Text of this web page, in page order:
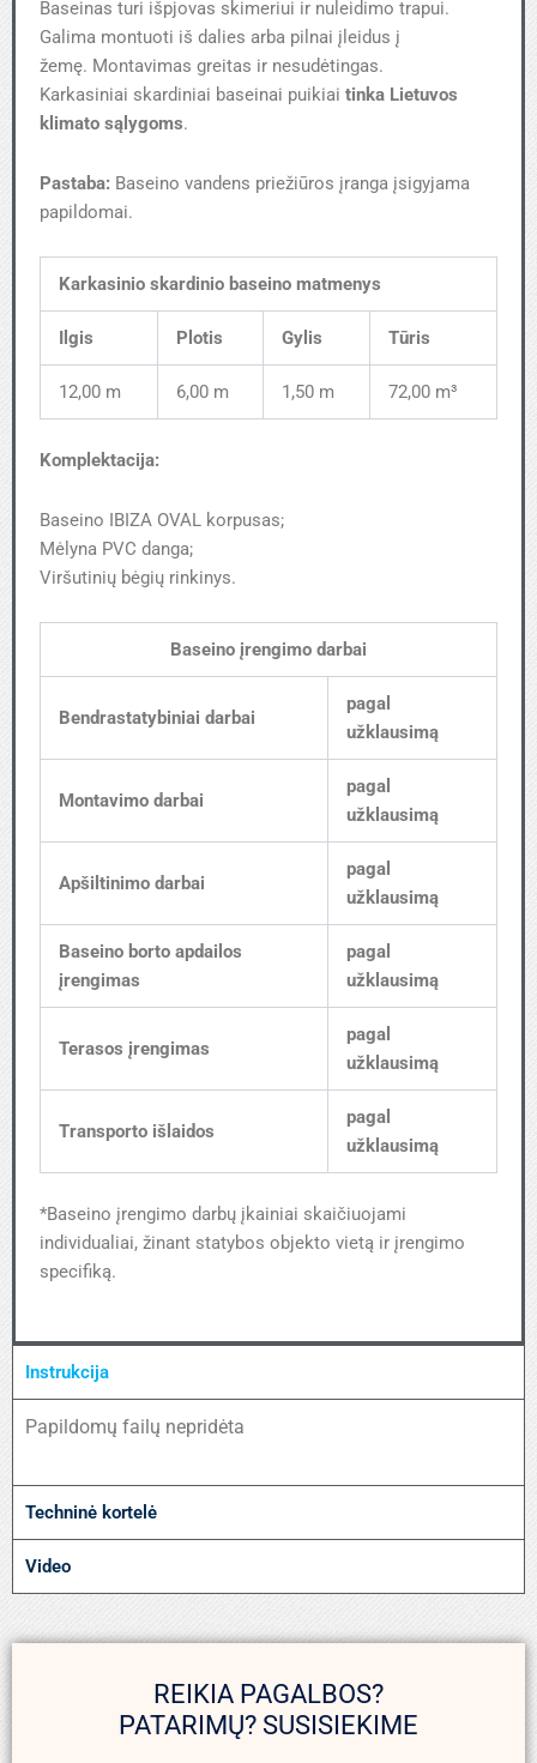
Baseinas turi išpjovas skimeriui ir nuleidimo trapui.
Galima montuoti iš dalies arba pilnai įleidus į
žemę. Montavimas greitas ir nesudėtingas.
Karkasiniai skardiniai baseinai puikiai tinka Lietuvos
klimato sąlygoms.
Pastaba: Baseino vandens priežiūros įranga įsigyjama
papildomai.
Karkasinio skardinio baseino matmenys
Ilgis Plotis Gylis Tūris
12,00 m 6,00 m 1,50 m 72,00 m³
Komplektacija:
Baseino IBIZA OVAL korpusas;
Mėlyna PVC danga;
Viršutinių bėgių rinkinys.
Baseino įrengimo darbai
Bendrastatybiniai darbai
pagal
užklausimą
Montavimo darbai
pagal
užklausimą
Apšiltinimo darbai
pagal
užklausimą
Baseino borto apdailos
įrengimas
pagal
užklausimą
Terasos įrengimas
pagal
užklausimą
Transporto išlaidos
pagal
užklausimą
*Baseino įrengimo darbų įkainiai skaičiuojami
individualiai, žinant statybos objekto vietą ir įrengimo
specifiką.
Instrukcija
Papildomų failų nepridėta
Techninė kortelė
Video
REIKIA PAGALBOS?
PATARIMŲ? SUSISIEKIME